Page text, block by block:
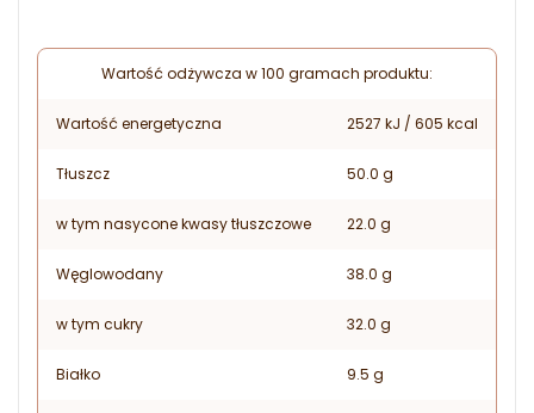
Wartość odżywcza w 100 gramach produktu:
Wartość energetyczna 2527 kJ / 605 kcal
Tłuszcz 50.0 g
w tym nasycone kwasy tłuszczowe 22.0 g
Węglowodany 38.0 g
w tym cukry 32.0 g
Białko 9.5 g